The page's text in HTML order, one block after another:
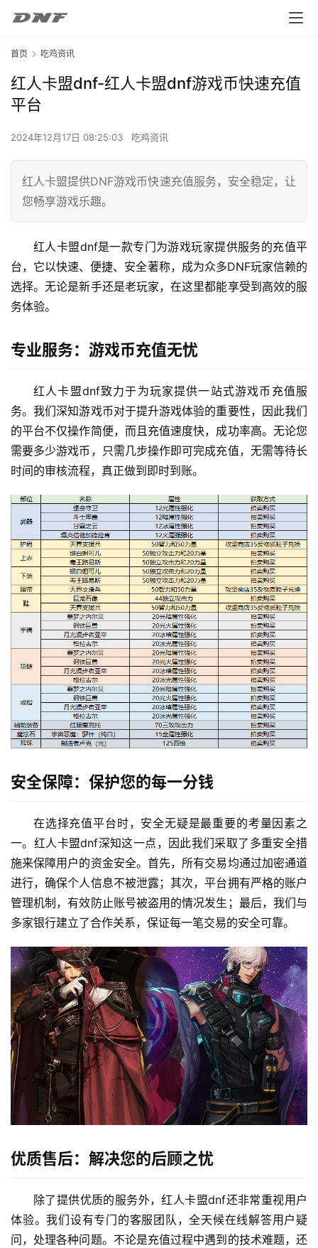
首页 吃鸡资讯
红人卡盟dnf-红人卡盟dnf游戏币快速充值
平台
2024年12月17日 08:25:03 吃鸡资讯
红人卡盟提供DNF游戏币快速充值服务，安全稳定，让
您畅享游戏乐趣。
红人卡盟dnf是一款专门为游戏玩家提供服务的充值平
台，它以快速、便捷、安全著称，成为众多DNF玩家信赖的
选择。无论是新手还是老玩家，在这里都能享受到高效的服
务体验。
专业服务：游戏币充值无忧
红人卡盟dnf致力于为玩家提供一站式游戏币充值服
务。我们深知游戏币对于提升游戏体验的重要性，因此我们
的平台不仅操作简便，而且充值速度快，成功率高。无论您
需要多少游戏币，只需几步操作即可完成充值，无需等待长
时间的审核流程，真正做到即时到账。
安全保障：保护您的每一分钱
在选择充值平台时，安全无疑是最重要的考量因素之
一。红人卡盟dnf深知这一点，因此我们采取了多重安全措
施来保障用户的资金安全。首先，所有交易均通过加密通道
进行，确保个人信息不被泄露；其次，平台拥有严格的账户
管理机制，有效防止账号被盗用的情况发生；最后，我们与
多家银行建立了合作关系，保证每一笔交易的安全可靠。
优质售后：解决您的后顾之忧
除了提供优质的服务外，红人卡盟dnf还非常重视用户
体验。我们设有专门的客服团队，全天候在线解答用户疑
问，处理各种问题。不论是充值过程中遇到的技术难题，还